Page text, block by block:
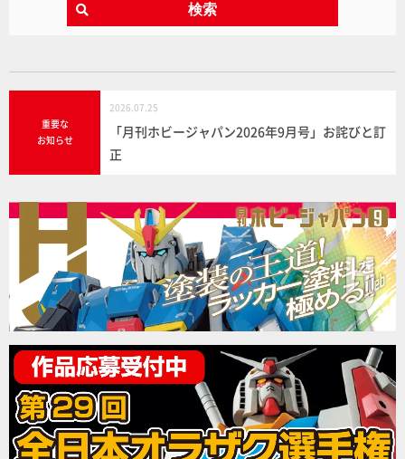
検索
重要な
お知らせ
2026.07.25
「月刊ホビージャパン2026年9月号」お詫びと訂
正